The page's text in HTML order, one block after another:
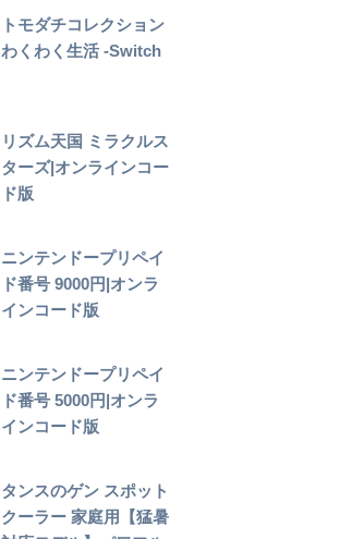
トモダチコレクション
わくわく生活 -Switch
リズム天国 ミラクルス
ターズ|オンラインコー
ド版
ニンテンドープリペイ
ド番号 9000円|オンラ
インコード版
ニンテンドープリペイ
ド番号 5000円|オンラ
インコード版
タンスのゲン スポット
クーラー 家庭用【猛暑